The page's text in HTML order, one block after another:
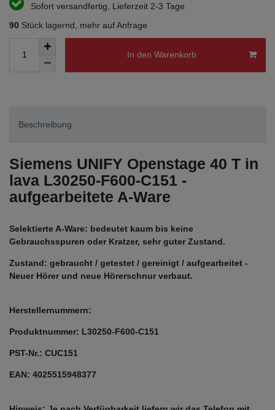
Sofort versandfertig, Lieferzeit 2-3 Tage
90 Stück lagernd, mehr auf Anfrage
In den Warenkorb
Beschreibung
Siemens UNIFY Openstage 40 T in
lava L30250-F600-C151 -
aufgearbeitete A-Ware
Selektierte A-Ware: bedeutet kaum bis keine
Gebrauchsspuren oder Kratzer, sehr guter Zustand.
Zustand: gebraucht / getestet / gereinigt / aufgearbeitet -
Neuer Hörer und neue Hörerschnur verbaut.
Herstellernummern:
Produktnummer: L30250-F600-C151
PST-Nr.: CUC151
EAN: 4025515948377